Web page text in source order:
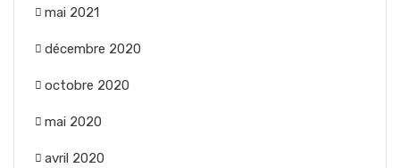
mai 2021
décembre 2020
octobre 2020
mai 2020
avril 2020